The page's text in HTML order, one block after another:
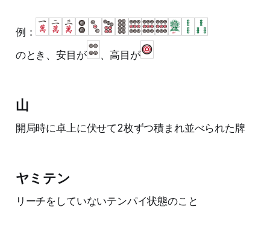
例：
のとき、安目が
、高目が
山
開局時に卓上に伏せて2枚ずつ積まれ並べられた牌
ヤミテン
リーチをしていないテンパイ状態のこと